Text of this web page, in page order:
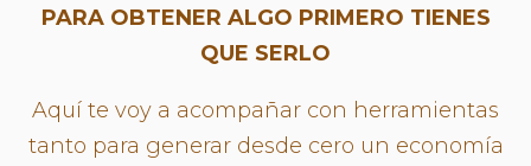
PARA OBTENER ALGO PRIMERO TIENES
QUE SERLO
Aquí te voy a acompañar con herramientas
tanto para generar desde cero un economía